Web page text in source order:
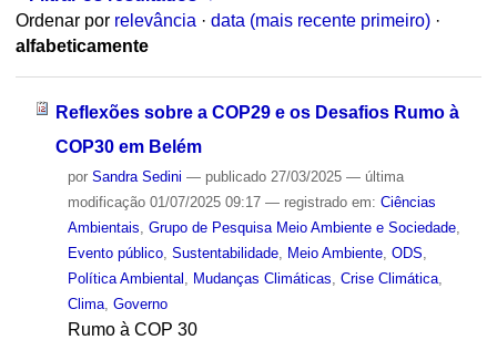
Ordenar por relevância · data (mais recente primeiro) ·
alfabeticamente
Reflexões sobre a COP29 e os Desafios Rumo à
COP30 em Belém
por Sandra Sedini — publicado27/03/2025 — última
modificação01/07/2025 09:17 — registrado em: Ciências
Ambientais Grupo de Pesquisa Meio Ambiente e Sociedade,
Evento público, Sustentabilidade, Meio Ambiente, ODS
Política Ambiental
Mudanças Climáticas Crise Climática,
Clima, Governo
Rumo à COP 30